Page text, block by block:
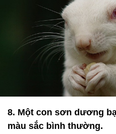
8. Một con sơn dương
màu sắc bình thường.